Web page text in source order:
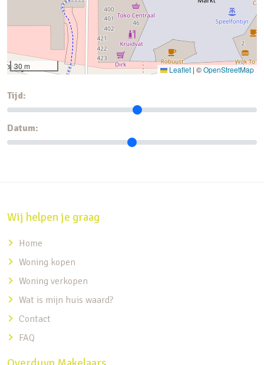
30 m Leaflet | ©OpenStreetMap
Tijd:
Datum:
Wij helpen je graag
Home
Woning kopen
Woning verkopen
Wat is mijn huis waard?
Contact
FAQ